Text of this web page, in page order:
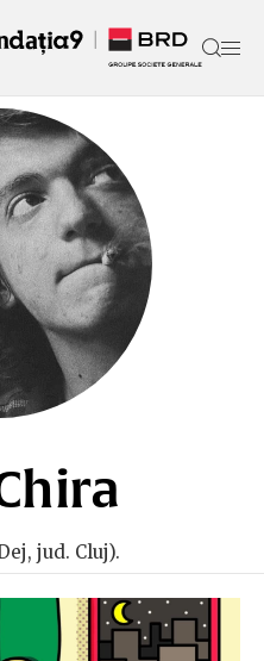
jud. Cluj).